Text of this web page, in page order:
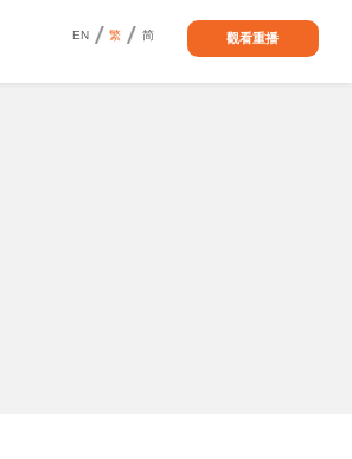
EN 繁 简 觀看重播